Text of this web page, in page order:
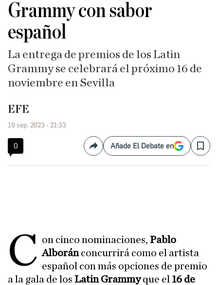
Grammy con sabor
español
La entrega de premios de los Latin
Grammy se celebrará el próximo 16 de
noviembre en Sevilla
EFE
19 sep. 2023 - 21:33
0 CompartirAñade El Debate en Save
C on cinco nominaciones,Pablo
Alboránconcurrirá como el artista
español con más opciones de premio
a la gala de los Latin Grammyque el 16 de